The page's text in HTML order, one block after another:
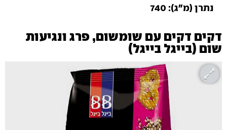
נתרן (מ"ג): 740
דקים דקים עם שומשום, פרג ונגיעות
שום (בייגל בייגל)